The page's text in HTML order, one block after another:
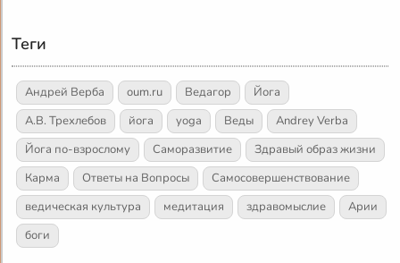
Теги
Андрей Верба oum.ru Ведагор
Йога
А.В. Трехлебов
йога yoga Веды
Andrey Verba
Йога по-взрослому
Саморазвитие
Здравый образ жизни
Карма
Ответы на Вопросы
Самосовершенствование
ведическая культура
медитация здравомыслие
Арии
боги